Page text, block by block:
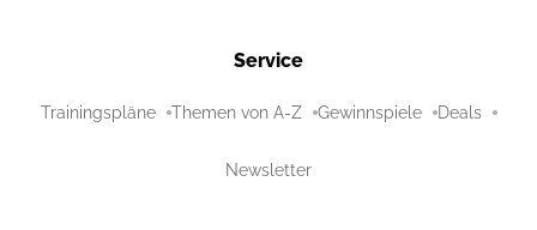
Service
Trainingspläne Themen von A-Z Gewinnspiele Deals
Newsletter